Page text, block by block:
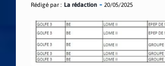
Rédigé par : La rédaction 20/05/2025